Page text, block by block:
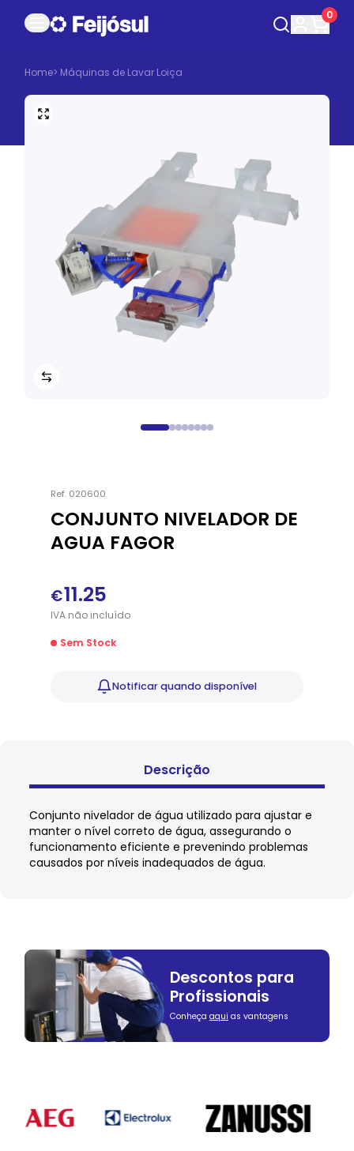
0
Home> Máquinas de Lavar Loiça
Ref. 020600
CONJUNTO NIVELADOR DE
AGUA FAGOR
€11.25
IVAnãoincluído
Sem Stock
Notificarquando disponível
Descrição
Conjunto nivelador de água utilizado para ajustar e
manter o nível correto de água, assegurando o
funcionamento eficiente e prevenindo problemas
causados por níveis inadequados de água.
Descontos para
Profissionais
Conheça aqui as vantagens